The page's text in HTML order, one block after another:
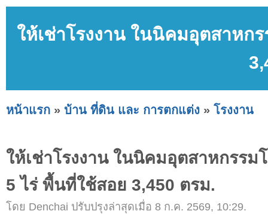
ให้เช่าโรงงาน ในนิคมอุตสาหก
หน้าแรก » บ้าน ที่ดิน และ การตกแต่ง » โรงงาน
ให้เช่าโรงงาน ในนิคมอุตสาหกรรม
5 ไร่ พื้นที่ใช้สอย 3,450 ตรม.
โดย Denchai ปรับปรุงล่าสุดเมื่อ 8 ก.ค. 2569, 10:29.